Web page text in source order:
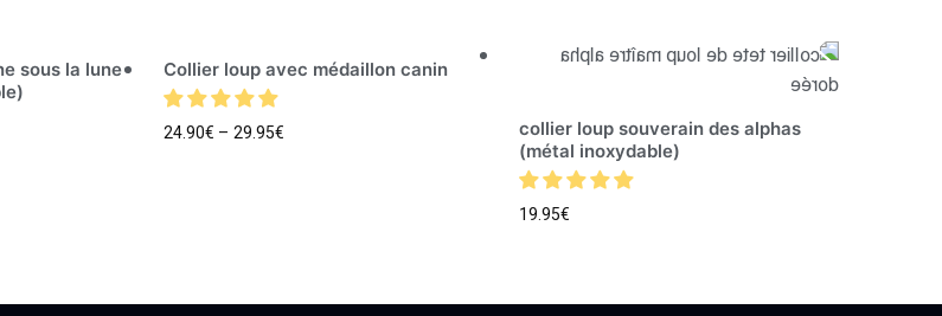
sous la lune
Collier loup avec médaillon canin
24.90€ – 29.95€
collier loup souverain des alphas
(métal inoxydable)
19.95€